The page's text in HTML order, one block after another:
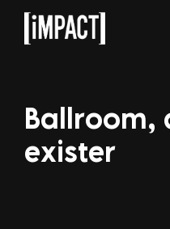
Ballroom,
exister